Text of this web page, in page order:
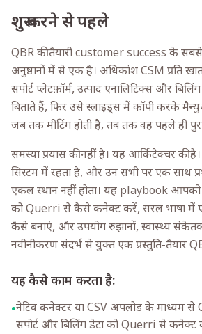
शुरू करने से पहले
QBR की तैयारी customer success के
अनुष्ठानों में से एक है। अधिकांश CSM प्रति
सपोर्ट प्लेटफ़ॉर्म, उत्पाद एनालिटिक्स और
बिताते हैं, फिर उसे स्लाइड्स में कॉपी करके
जब तक मीटिंग होती है, तब तक वह पहले ही
समस्या प्रयास की नहीं है। यह आर्किटेक्चर की
सिस्टम में रहता है, और उन सभी पर एक साथ
एकल स्थान नहीं होता। यह playbook आपको
को Querri से कैसे कनेक्ट करें, सरल भाषा में
कैसे बनाएं, और उपयोग रुझानों, स्वास्थ्य
नवीनीकरण संदर्भ से युक्त एक प्रस्तुति-तैयार
यह कैसे काम करता है:
•नेटिव कनेक्टर या CSV अपलोड के माध्यम से
सपोर्ट और बिलिंग डेटा को Querri से कनेक्ट